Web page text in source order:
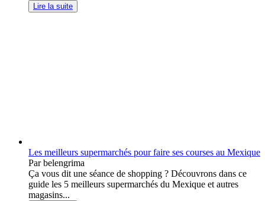
Lire la suite
Les meilleurs supermarchés pour faire ses courses au Mexique
Par belengrima
Ça vous dit une séance de shopping ? Découvrons dans ce
guide les 5 meilleurs supermarchés du Mexique et autres
magasins...